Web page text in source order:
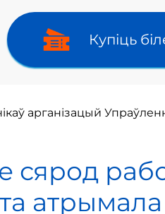
Купіць
арганізацый
сярод